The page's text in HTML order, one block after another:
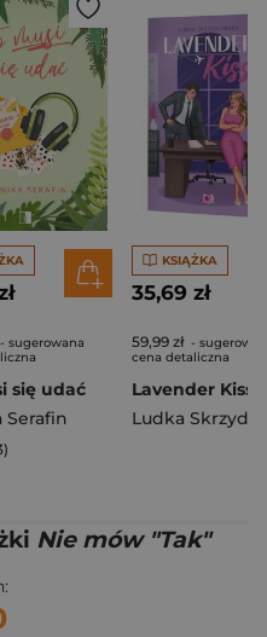
- sugerowana
się udać
Serafin
KSIĄŻKA
35,69 zł
59,99 zł -
cena detaliczna
Nie mów "Tak"